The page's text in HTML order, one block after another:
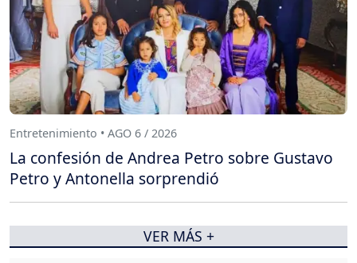
Entretenimiento • AGO 6 / 2026
La confesión de Andrea Petro sobre Gustavo
Petro y Antonella sorprendió
VER MÁS +